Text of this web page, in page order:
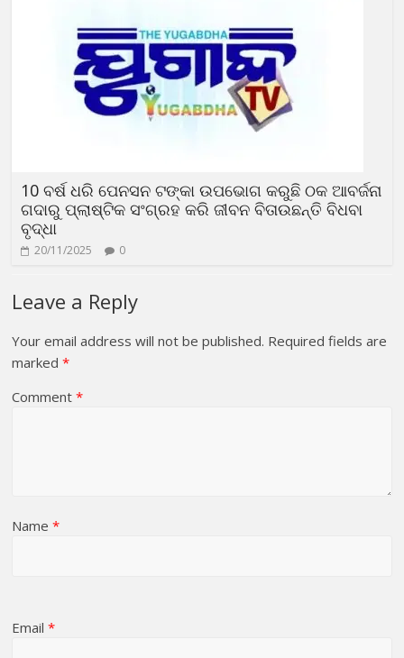
10 ବର୍ଷ ଧରି ପେନସନ ଟଙ୍କା ଉପଭୋଗ କରୁଛି ଠକ ଆବର୍ଜନା
ଗଦାରୁ ପ୍ଲାଷ୍ଟିକ ସଂଗ୍ରହ କରି ଜୀବନ ବିତାଉଛନ୍ତି ବିଧବା
ବୃଦ୍ଧା
20/11/2025 0
Leave a Reply
Your email address will not be published. Required fields are
marked*
Comment*
Name*
Email*